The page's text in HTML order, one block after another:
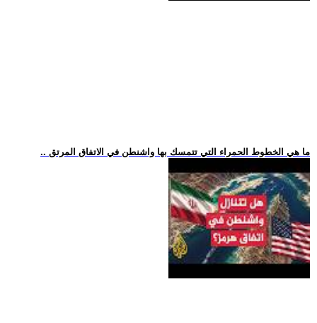
.. ما هي الخطوط الحمراء التي تتمسك بها واشنطن في الاتفاق المرتق